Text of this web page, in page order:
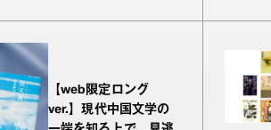
【web限定ロング
ver.】現代中国文学の